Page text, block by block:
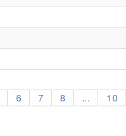
6 7 8 ... 10